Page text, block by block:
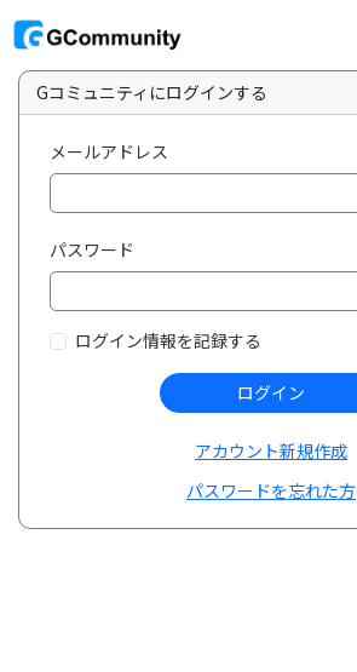
Gコミュニティにログインする
メールアドレス
パスワード
ログイン情報を記録する
ログイン
アカウント新規作成
パスワードを忘れた方